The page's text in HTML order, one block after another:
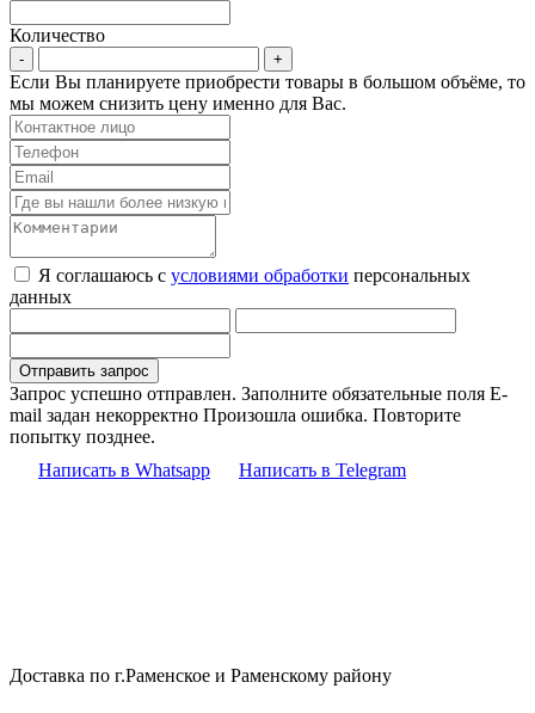
Количество
Если Вы планируете приобрести товары в большом объёме, то
мы можем снизить цену именно для Вас.
Я соглашаюсь с условиями обработки персональных
данных
Запрос успешно отправлен. Заполните обязательные поля E-
mail задан некорректно Произошла ошибка. Повторите
попытку позднее.
Написать в Whatsapp
Написать в Telegram
Доставка по г.Раменское и Раменскому району